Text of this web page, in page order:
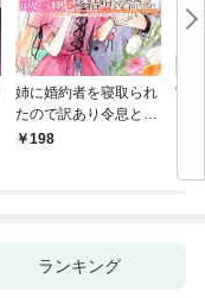
姉に婚約者を寝取られ
たので訳あり令息と結
婚して辺境へと向かい
198
実
ランキング